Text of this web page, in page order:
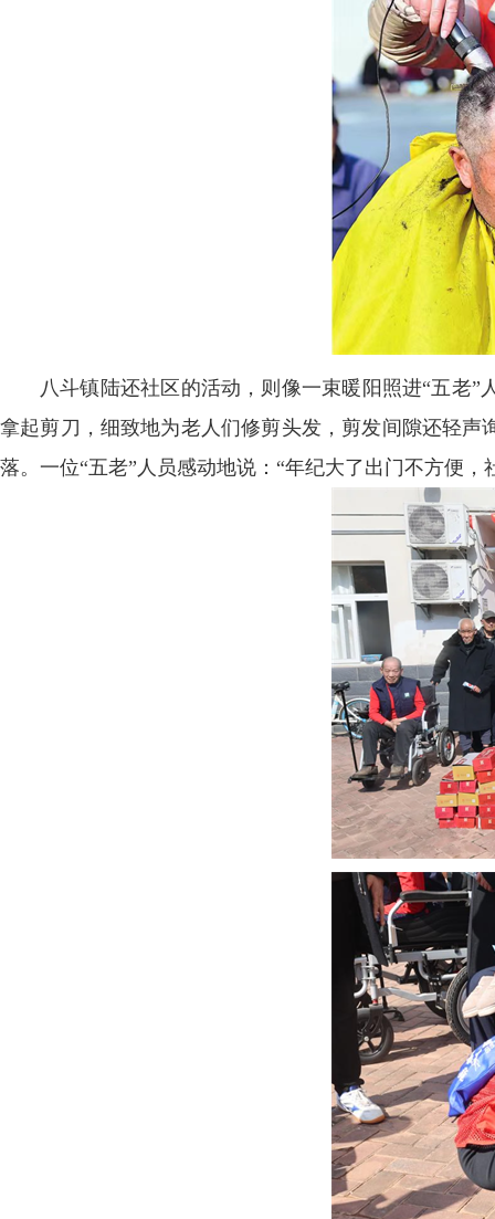
八斗镇陆还社区的活动，则像一束暖阳照进“五老
拿起剪刀，细致地为老人们修剪头发，剪发间隙还轻
落。一位“五老”人员感动地说：“年纪大了出门不方便